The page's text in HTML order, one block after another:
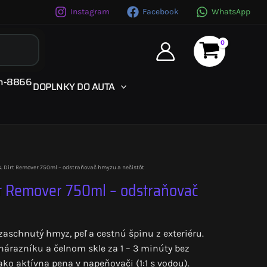
Instagram Facebook WhatsApp
DOPLNKY DO AUTA
Dirt Remover 750ml – odstraňovač hmyzu a nečistôt
750ml – odstraňovač
hmyz, peľ a cestnú špinu z exteriéru.
a čelnom skle za 1 – 3 minúty bez
aktívna pena v napeňovači (1:1 s vodou).